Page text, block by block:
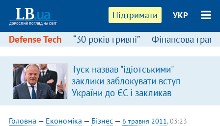
Підтримати УКР
Defense Tech “30 років гривні” Фінансова
Туск назвав "ідіотськими"
заклики заблокувати вступ
України до ЄС і закликав
припинити антиукраїнську
риторику
Головна — Економіка — Бізнес— 6 травня 2011, 03:23